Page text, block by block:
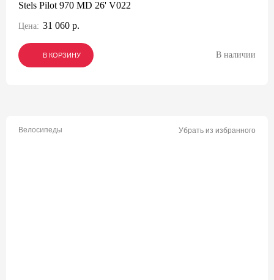
Stels Pilot 970 MD 26' V022
Цена: 31 060 р.
В КОРЗИНУ
В КОРЗИНУ
В КОРЗИНУ В наличии
Велосипеды Убрать из избранного